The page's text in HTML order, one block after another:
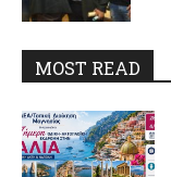
MOST READ